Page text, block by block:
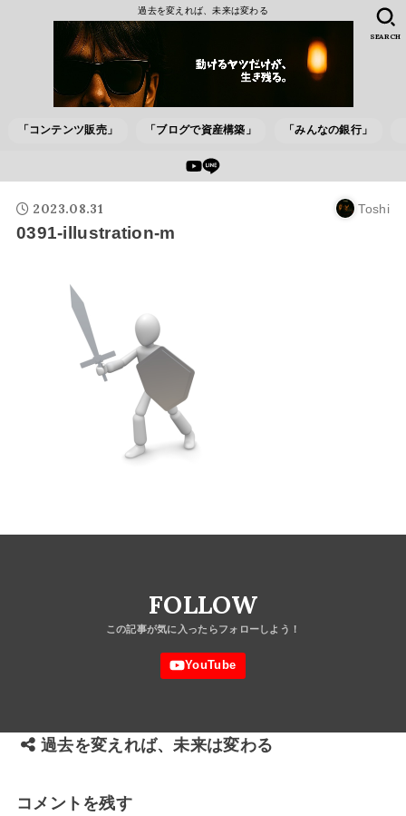
過去を変えれば、未来は変わる
「コンテンツ販売」 「ブログで資産構築」 「みんなの銀行」
SEARCH
2023.08.31 Toshi
0391-illustration-m
FOLLOW
過去を変えれば、未来は変わる
コメントを残す